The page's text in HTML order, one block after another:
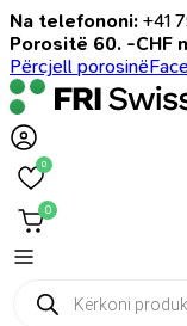
Na telefononi: +41
Porositë 60. -CHF
Përcjell porosinë
0
0
Products
search